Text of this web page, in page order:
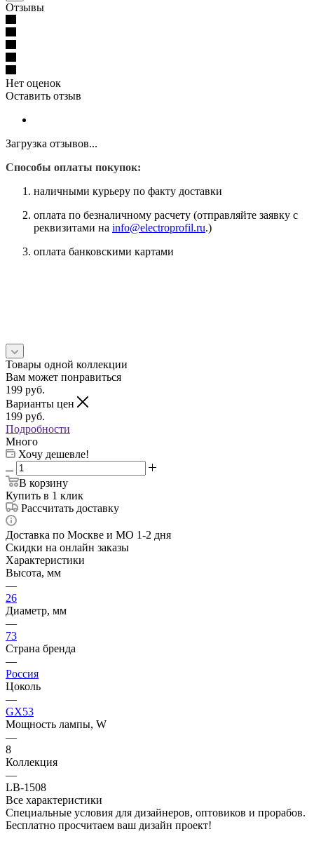
Отзывы
Нет оценок
Оставить отзыв
Загрузка отзывов...
Способы оплаты покупок:
наличными курьеру по факту доставки
оплата по безналичному расчету (отправляйте заявку с
реквизитами на info@electroprofil.ru.)
оплата банковскими картами
Товары одной коллекции
Вам может понравиться
199 руб.
Варианты цен
199 руб.
Подробности
Много
Хочу дешевле!
В корзину
Купить в 1 клик
Рассчитать доставку
Доставка по Москве и МО 1-2 дня
Скидки на онлайн заказы
Характеристики
Высота, мм
—
26
Диаметр, мм
—
73
Страна бренда
—
Россия
Цоколь
—
GX53
Мощность лампы, W
—
8
Коллекция
—
LB-1508
Все характеристики
Специальные условия для дизайнеров, оптовиков и прорабов.
Бесплатно просчитаем ваш дизайн проект!